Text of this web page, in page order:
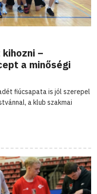
–
a minőségi
fiúcsapata is jól szerepel
a klub szakmai